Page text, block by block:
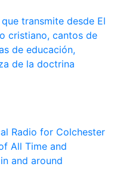
transmite desde El
cristiano, cantos de
de educación,
de la doctrina
Radio for Colchester
All Time and
and around